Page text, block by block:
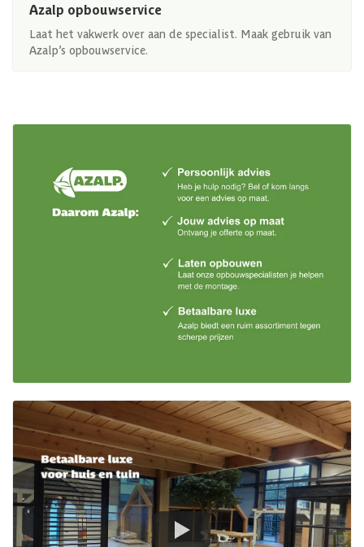
Azalp opbouwservice
Laat het vakwerk over aan de specialist. Maak gebruik van
Azalp’s opbouwservice.